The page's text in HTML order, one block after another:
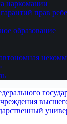
наркомании
прав
образование